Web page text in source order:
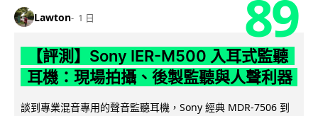
Lawton 1 日 89
【評測】Sony IER-M500 入耳式監聽
耳機：現場拍攝、後製監聽與人聲利器
談到專業混音專用的聲音監聽耳機，Sony 經典 MDR-7506 到